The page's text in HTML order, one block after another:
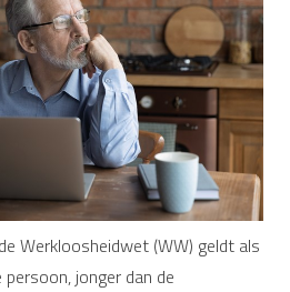
Werkloosheidwet (WW) geldt als
jonger dan de